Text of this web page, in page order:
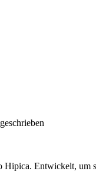
Entwickelt, um